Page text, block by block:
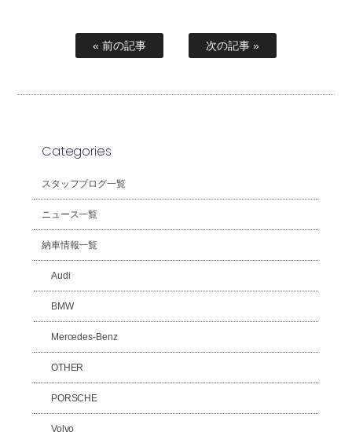
« 前の記事 次の記事 »
Categories
スタッフブログ一覧
ニュース一覧
納車情報一覧
Audi
BMW
Mercedes-Benz
OTHER
PORSCHE
Volvo